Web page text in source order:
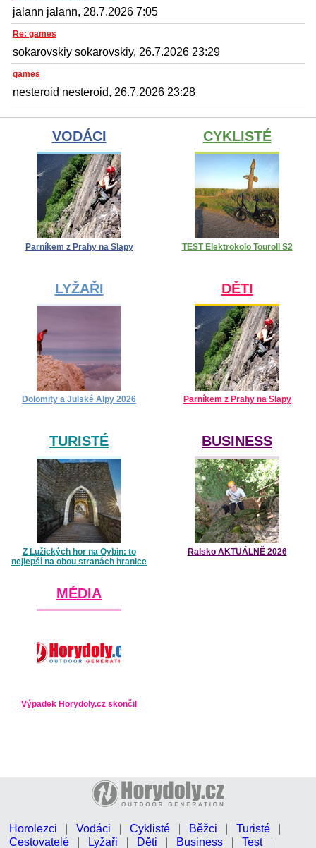
jalann jalann, 28.7.2026 7:05
Re: games
sokarovskiy sokarovskiy, 26.7.2026 23:29
games
nesteroid nesteroid, 26.7.2026 23:28
VODÁCI
Parníkem z Prahy na Slapy
CYKLISTÉ
TEST Elektrokolo Touroll S2
LYŽAŘI
Dolomity a Julské Alpy 2026
DĚTI
Parníkem z Prahy na Slapy
TURISTÉ
Z Lužických hor na Oybin: to
nejlepší na obou stranách hranice
BUSINESS
Ralsko AKTUÁLNĚ 2026
MÉDIA
Výpadek Horydoly.cz skončil
Horolezci Vodáci Cyklisté Běžci
Turisté
Cestovatelé
Lyžaři Děti Business Test